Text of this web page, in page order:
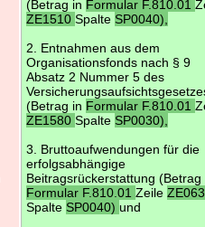
(Betrag in Formular F.810.01
ZE1510SpalteSP0040),
2. Entnahmen aus dem
Organisationsfonds nach § 9
Absatz 2 Nummer 5 des
(Betrag in Formular F.810.01
ZE1580SpalteSP0030),
3. Bruttoaufwendungen für die
erfolgsabhängige
Beitragsrückerstattung (Betrag
Formular F.810.01Zeile
SpalteSP0040)und